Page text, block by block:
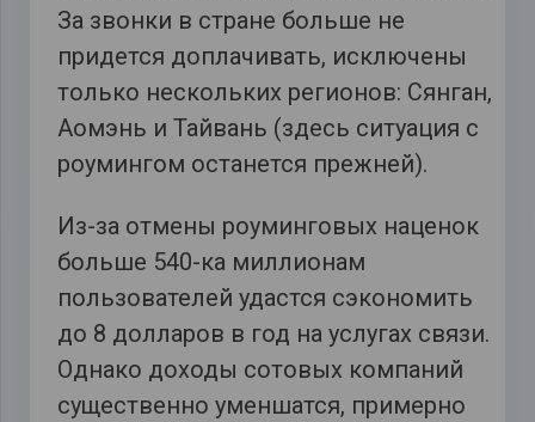
За звонки в стране больше не
придется доплачивать, исключены
только нескольких регионов: Сянган,
Аомэнь и Тайвань (здесь ситуация с
роумингом останется прежней).
Из-за отмены роуминговых наценок
больше 540-ка миллионам
пользователей удастся сэкономить
до 8 долларов в год на услугах связи.
Однако доходы сотовых компаний
существенно уменшатся, примерно